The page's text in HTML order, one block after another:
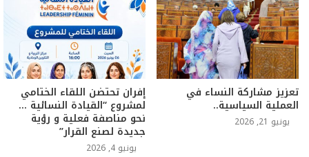
تعزيز مشاركة النساء في
العملية السياسية..
يونيو 21, 2026
إفران تحتضن اللقاء الختامي
لمشروع “القيادة النسائية …
نحو مناصفة فعلية و رؤية
جديدة لصنع القرار”
يونيو 4, 2026